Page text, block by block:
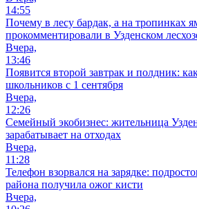
14:55
Почему в лесу бардак, а на тропинках
прокомментировали в Узденском
Вчера,
13:46
Появится второй завтрак и полдник:
школьников с 1 сентября
Вчера,
12:26
Семейный экобизнес: жительница
зарабатывает на отходах
Вчера,
11:28
Телефон взорвался на зарядке:
района получила ожог кисти
Вчера,